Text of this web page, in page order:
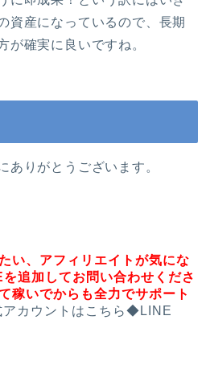
資産になっているので、長期
が確実に良いですね。
ありがとうございます。
い、アフィリエイトが気にな
追加してお問い合わせくださ
稼いでからも全力でサポート
カウントはこちら◆LINE